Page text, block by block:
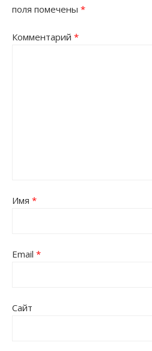
поля помечены *
Комментарий *
Имя *
Email *
Сайт